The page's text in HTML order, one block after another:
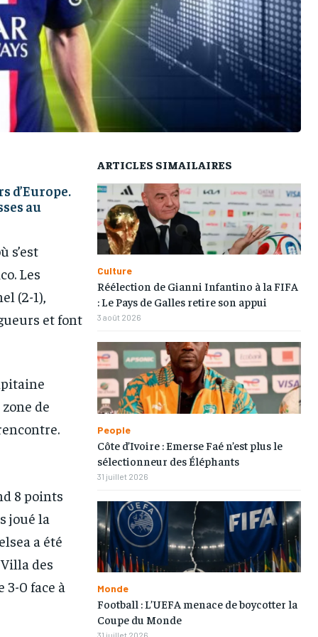
L’INTEGRAL
TOGOREGARD
LOMEBOUGEINFO
NOUVELLE D’AFRIQUE
LEDEFENSEURINFO
ACTU LOMÉ
L’INTEGRAL
TOGOREGARD
LOMEBOUGEINFO
NOUVELLE D’AFRIQUE
LEDEFENSEURINFO
ACTU LOMÉ
L’INTEGRAL
TOGOREGARD
LOMEBOUGEINFO
NOUVELLE D’AFRIQUE
LEDEFENSEURINFO
ACTU LOMÉ
L’INTEGRAL
TOGOREGARD
LOMEBOUGEINFO
NOUVELLE D’AFRIQUE
LEDEFENSEURINFO
ACTU LOMÉ
d’Europe.
au
s’est
Les
(2-1),
et font
de
8 points
joué la
a été
des
3-0 face à
ARTICLES SIMAILAIRES
Culture
Réélection de Gianni Infantino à la FIFA
: Le Pays de Galles retire son appui
3 août 2026
People
Côte d’Ivoire : Emerse Faé n’est plus le
sélectionneur des Éléphants
31 juillet 2026
Monde
Football : L’UEFA menace de boycotter la
Coupe du Monde